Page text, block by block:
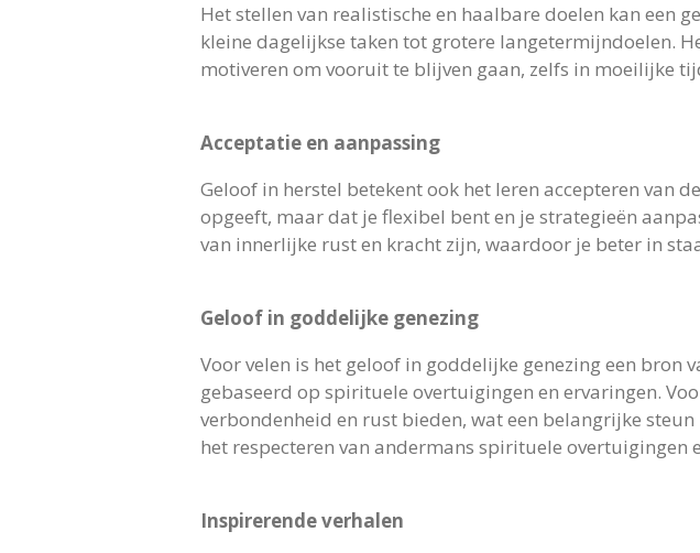
Het stellen van realistische en haalbare doelen kan een
kleine dagelijkse taken tot grotere langetermijndoelen.
motiveren om vooruit te blijven gaan, zelfs in moeilijke
Acceptatie en aanpassing
Geloof in herstel betekent ook het leren accepteren van
opgeeft, maar dat je flexibel bent en je strategieën
van innerlijke rust en kracht zijn, waardoor je beter in
Geloof in goddelijke genezing
Voor velen is het geloof in goddelijke genezing een
gebaseerd op spirituele overtuigingen en ervaringen.
verbondenheid en rust bieden, wat een belangrijke
het respecteren van andermans spirituele
Inspirerende verhalen